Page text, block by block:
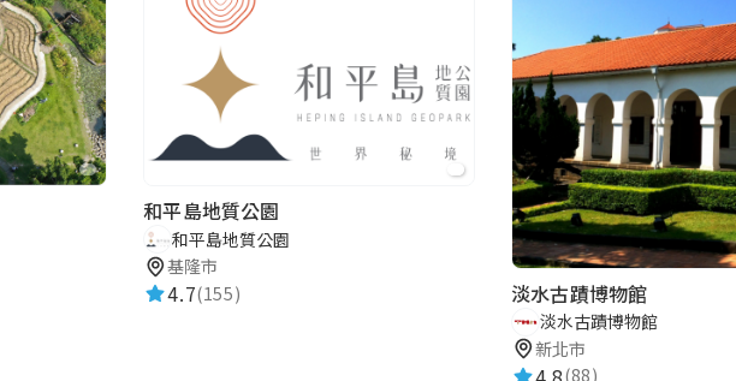
和平島地質公園
和平島地質公園
基隆市
4.7(155) 淡水古蹟博物館
淡水古蹟博物館
新北市
(88)